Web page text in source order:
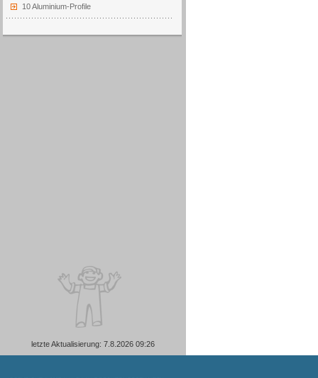
letzte Aktualisierung: 7.8.2026 09:26
10 Aluminium-Profile